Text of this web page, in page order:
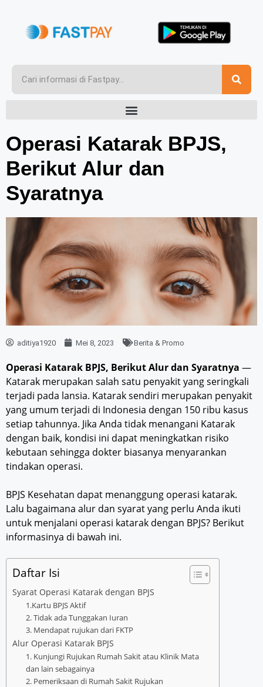
Operasi Katarak BPJS,
Berikut Alur dan
Syaratnya
aditiya1920 Mei 8, 2023 Berita & Promo
Operasi Katarak BPJS, Berikut Alur dan Syaratnya —
Katarak merupakan salah satu penyakit yang seringkali
terjadi pada lansia. Katarak sendiri merupakan penyakit
yang umum terjadi di Indonesia dengan 150 ribu kasus
setiap tahunnya. Jika Anda tidak menangani Katarak
dengan baik, kondisi ini dapat meningkatkan risiko
kebutaan sehingga dokter biasanya menyarankan
tindakan operasi.
BPJS Kesehatan dapat menanggung operasi katarak.
Lalu bagaimana alur dan syarat yang perlu Anda ikuti
untuk menjalani operasi katarak dengan BPJS? Berikut
informasinya di bawah ini.
Daftar Isi
Syarat Operasi Katarak dengan BPJS
1.Kartu BPJS Aktif
2. Tidak ada Tunggakan Iuran
3. Mendapat rujukan dari FKTP
Alur Operasi Katarak BPJS
1. Kunjungi Rujukan Rumah Sakit atau Klinik Mata
dan lain sebagainya
2. Pemeriksaan di Rumah Sakit Rujukan